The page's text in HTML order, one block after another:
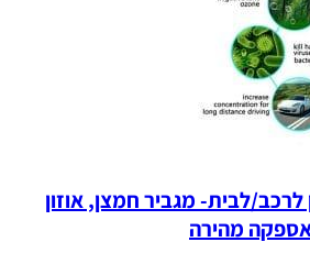
לרכב/לבית- מגביר חמצן, אוזון
מהירה